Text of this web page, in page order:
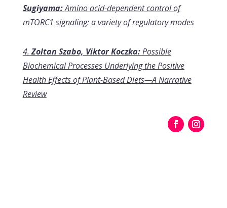
Sugiyama:Amino acid-dependent control of
mTORC1 signaling: a variety of regulatory modes
4.Zoltan Szabo, Viktor Koczka:Possible
Biochemical Processes Underlying the Positive
Health Effects of Plant-Based Diets—A Narrative
Review